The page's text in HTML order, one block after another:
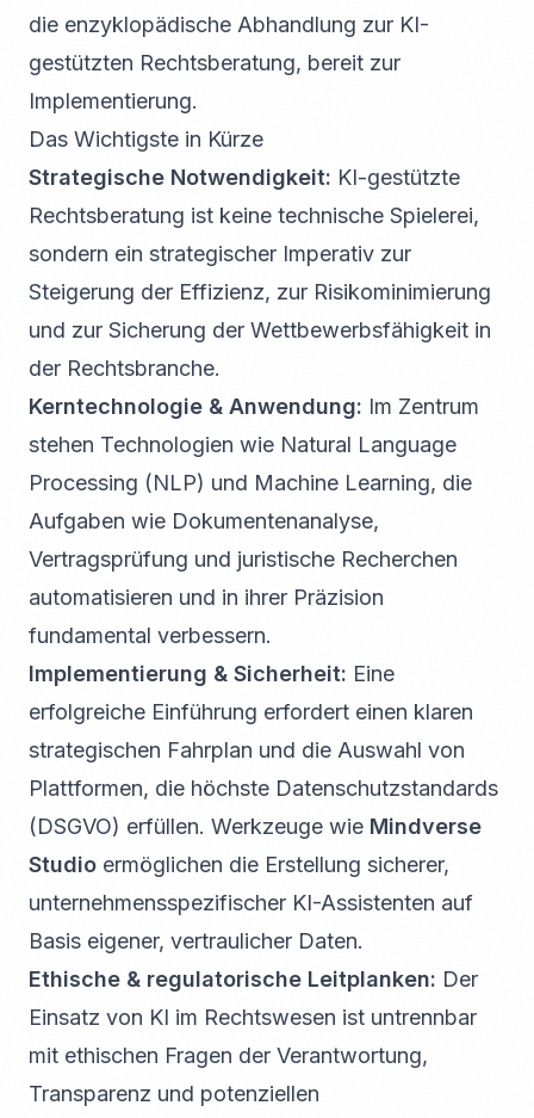
die enzyklopädische Abhandlung zur KI-
gestützten Rechtsberatung, bereit zur
Implementierung.
Das Wichtigste in Kürze
Strategische Notwendigkeit: KI-gestützte
Rechtsberatung ist keine technische Spielerei,
sondern ein strategischer Imperativ zur
Steigerung der Effizienz, zur Risikominimierung
und zur Sicherung der Wettbewerbsfähigkeit in
der Rechtsbranche.
Kerntechnologie & Anwendung: Im Zentrum
stehen Technologien wie Natural Language
Processing (NLP) und Machine Learning, die
Aufgaben wie Dokumentenanalyse,
Vertragsprüfung und juristische Recherchen
automatisieren und in ihrer Präzision
fundamental verbessern.
Implementierung & Sicherheit: Eine
erfolgreiche Einführung erfordert einen klaren
strategischen Fahrplan und die Auswahl von
Plattformen, die höchste Datenschutzstandards
(DSGVO) erfüllen. Werkzeuge wie Mindverse
Studio ermöglichen die Erstellung sicherer,
unternehmensspezifischer KI-Assistenten auf
Basis eigener, vertraulicher Daten.
Ethische & regulatorische Leitplanken: Der
Einsatz von KI im Rechtswesen ist untrennbar
mit ethischen Fragen der Verantwortung,
Transparenz und potenziellen